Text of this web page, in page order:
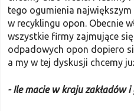
tego ogumienia
w recyklingu opon. Obecnie
wszystkie firmy zajmujące
odpadowych opon dopiero
a my w tej dyskusji chcemy
- Ile macie w kraju zakładów